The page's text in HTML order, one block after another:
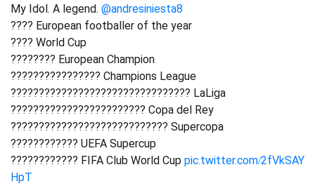
My Idol. A legend. @andresiniesta8
???? European footballer of the year
???? World Cup
???????? European Champion
???????????????? Champions League
???????????????????????????????? LaLiga
???????????????????????? Copa del Rey
???????????????????????????? Supercopa
???????????? UEFA Supercup
???????????? FIFA Club World Cup pic.twitter.com/2fVkSAY
HpT